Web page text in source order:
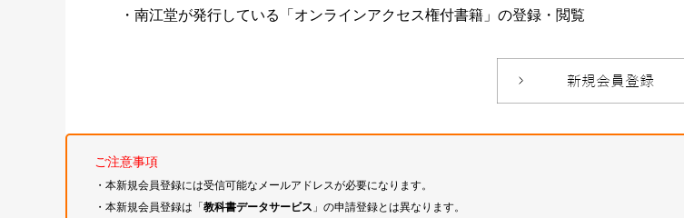
・南江堂が発行している「オンラインアクセス権付書籍」の登録・閲覧
ご注意事項
・本新規会員登録には受信可能なメールアドレスが必要になります。
・本新規会員登録は「教科書データサービス 」の申請登録とは異なります。